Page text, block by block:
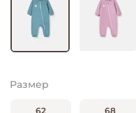
Размер
62 68